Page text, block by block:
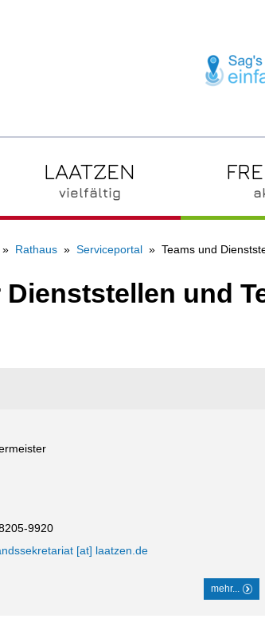
LAATZEN
vielfältig
Rathaus Serviceportal Teams und
und
9920
[at] laatzen.de
mehr...